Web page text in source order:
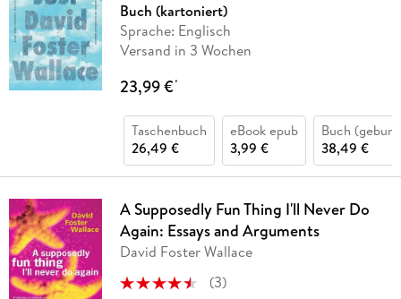
Buch (kartoniert)
Sprache: Englisch
Versand in 3 Wochen
23,99 €*
Taschenbuch
26,49 €
eBook epub
3,99 €
Buch
38,49 €
A Supposedly Fun Thing I'll Never Do
Again: Essays and Arguments
David Foster Wallace
(3)